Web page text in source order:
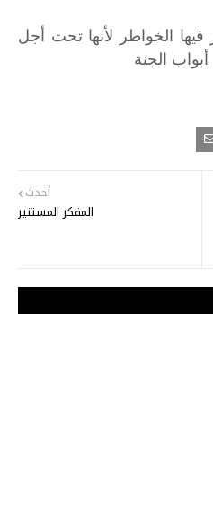
فيها الخواطر لأنها تحت
أجل
أبواب الجنة
أحدث
المفكر المستنير